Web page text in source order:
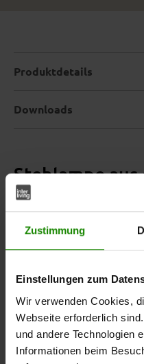
Zustimmung
Einstellungen zum
Wir verwenden Cookies,
Webseite erforderlich
und andere Technologien
Informationen beim
Stehlampe
Leuchten
Style mit
Die stilvolleStehleuchte
Serie 9341 vereint
moderner Eleganz. Das
mattschwarzem Metall
Produktdetails
Downloads